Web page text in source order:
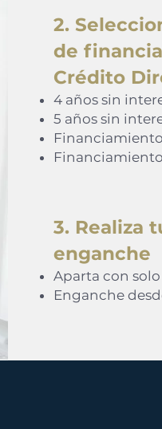
2.
de
Crédito
4 años sin
5 años sin
3. Realiza
enganche
Aparta con
Enganche